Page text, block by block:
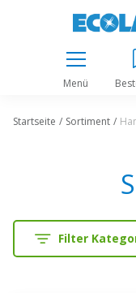
Menü
Startseite Sortiment
Filter